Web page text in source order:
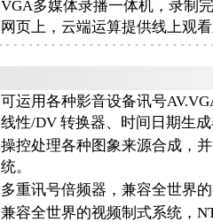
VGA多媒体录播一体机，录制
网页上，云端运算提供线上观
可运用各种影音设备讯号
线性/DV 转换器、时间日期生
操控处理各种图象来源合成，
统。
多重讯号倍频器，兼容全世界
兼容全世界的视频制式系统，